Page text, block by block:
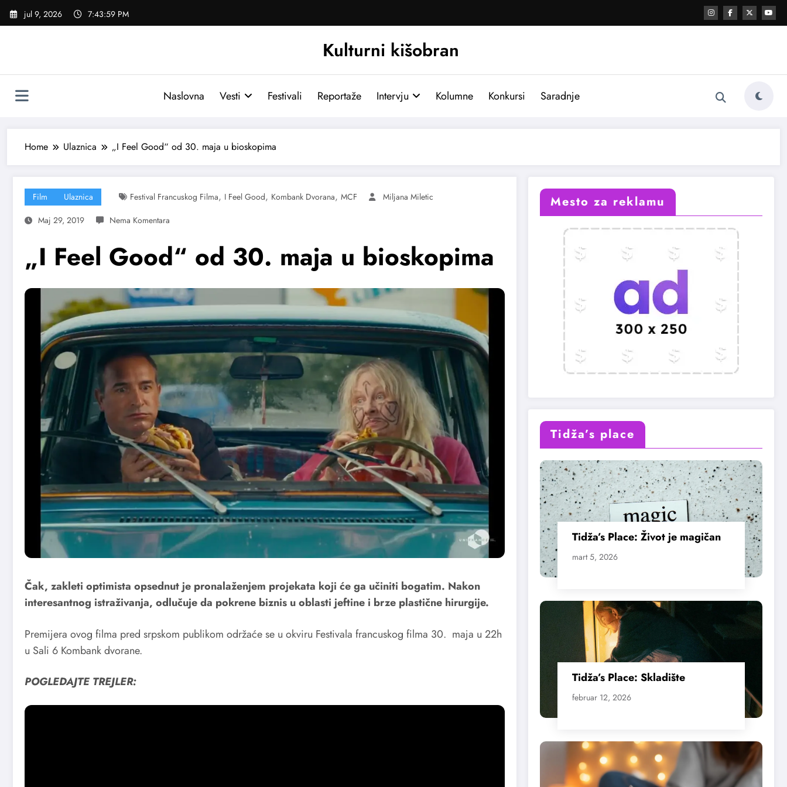
Skoči
jul 9, 2026 7:44:00 PM
Kulturni kišobran
Naslovna Vesti Festivali Reportaže Intervju Kolumne Konkursi Saradnje
Home Ulaznica „I Feel Good“ od 30. maja u bioskopima
Film Ulaznica Festival Francuskog Filma, I Feel Good, Kombank Dvorana, MCF
Miljana Miletic
Maj 29, 2019
„I Feel Good“ od 30. maja u bioskopima
Čak, zakleti optimista opsednut je pronalaženjem projekata koji će ga učiniti bogatim. Nakon
interesantnog istraživanja, odlučuje da pokrene biznis u oblasti jeftine i brze plastične hirurgije.
Premijera ovog filma pred srpskom publikom održaće se u okviru Festivala francuskog filma 30. maja u 22h
u Sali 6 Kombank dvorane.
POGLEDAJTE TREJLER:
Mesto za reklamu
Tidža’s place
Tidža’s Place: Život je magičan
mart 5, 2026
Tidža’s Place: Skladište
februar 12, 2026